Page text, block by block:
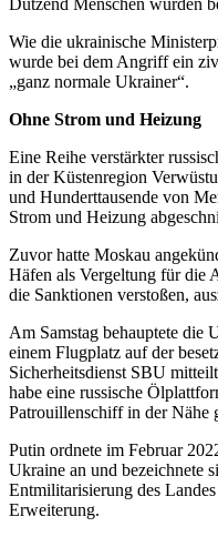
Dutzend Menschen wurden
Wie die ukrainische
wurde bei dem Angriff ein
„ganz normale Ukrainer“.
Ohne Strom und Heizung
Eine Reihe verstärkter
in der Küstenregion
und Hunderttausende von
Strom und Heizung
Zuvor hatte Moskau
Häfen als Vergeltung für die
die Sanktionen verstoßen,
Am Samstag behauptete die
einem Flugplatz auf der
Sicherheitsdienst SBU
habe eine russische
Patrouillenschiff in der Nähe
Putin ordnete im Februar
Ukraine an und bezeichnete
Entmilitarisierung des
Erweiterung.